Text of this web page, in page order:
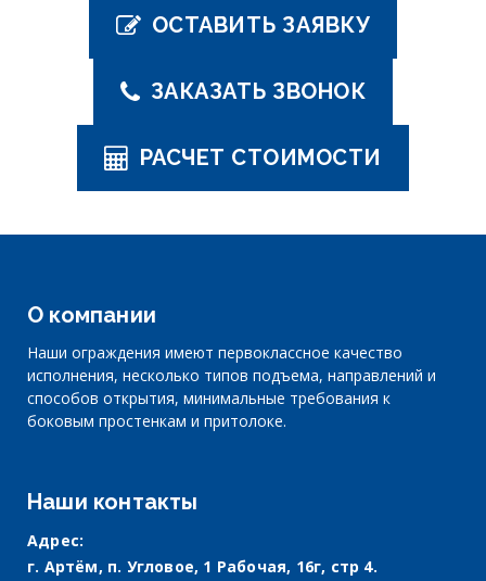
ОСТАВИТЬ ЗАЯВКУ
ЗАКАЗАТЬ ЗВОНОК
РАСЧЕТ СТОИМОСТИ
О компании
Наши ограждения имеют первоклассное качество
исполнения, несколько типов подъема, направлений и
способов открытия, минимальные требования к
боковым простенкам и притолоке.
Наши контакты
Адрес:
г. Артём, п. Угловое, 1 Рабочая, 16г, стр 4.